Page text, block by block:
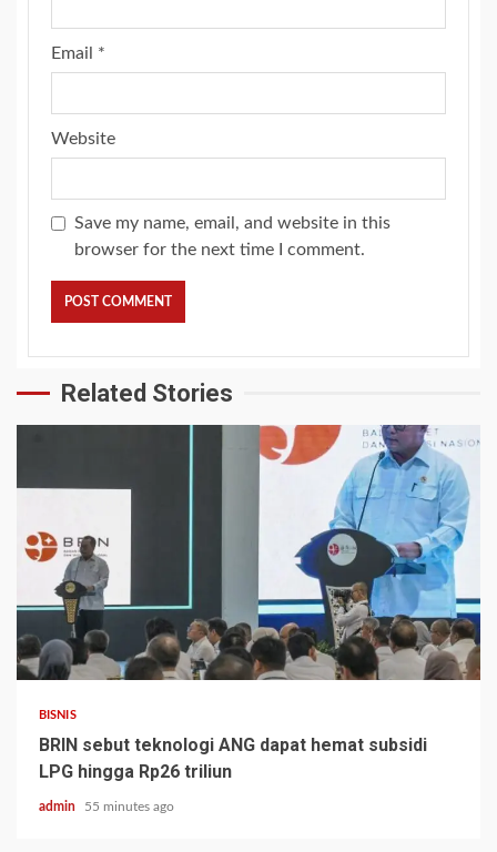
Email *
Website
Save my name, email, and website in this
browser for the next time I comment.
Related Stories
BISNIS
BRIN sebut teknologi ANG dapat hemat subsidi
LPG hingga Rp26 triliun
admin 55 minutes ago